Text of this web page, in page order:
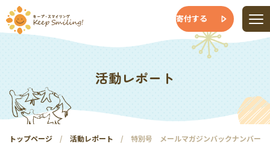
寄付する
活動レポート
トップページ 活動レポート 特別号 メールマガジンバックナンバー